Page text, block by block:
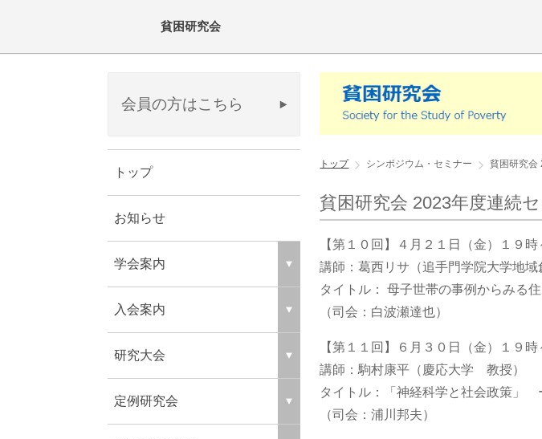
貧困研究会
会員の方はこちら
トップ
お知らせ
学会案内
入会案内
研究大会
定例研究会
トップ シンポジウム・セミナー 貧困研究会
貧困研究会 2023年度連続
【第１０回】４月２１日（金）１９
講師：葛西リサ（追手門学院大学地
タイトル： 母子世帯の事例からみる
（司会：白波瀬達也）
【第１１回】６月３０日（金）１９
講師：駒村康平（慶応大学 教授）
タイトル：「神経科学と社会政策」
（司会：浦川邦夫）